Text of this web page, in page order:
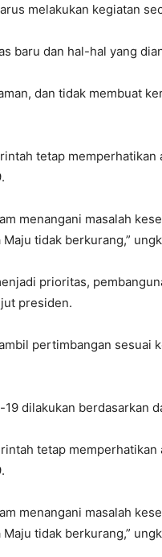
melakukan kegiatan
baru dan hal-hal yang
dan tidak membuat
tetap memperhatikan
menangani masalah
tidak berkurang,”
prioritas,
presiden.
pertimbangan sesuai
dilakukan berdasarkan
tetap memperhatikan
menangani masalah
tidak berkurang,”